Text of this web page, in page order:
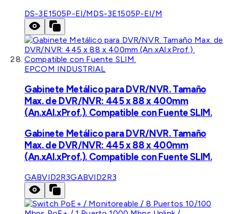
DS-3E1505P-EI/MDS-3E1505P-EI/M
EPCOM INDUSTRIAL
Gabinete Metálico para DVR/NVR. Tamaño
Max. de DVR/NVR: 445 x 88 x 400mm
(An.xAl.xProf.). Compatible con Fuente SLIM.
Gabinete Metálico para DVR/NVR. Tamaño
Max. de DVR/NVR: 445 x 88 x 400mm
(An.xAl.xProf.). Compatible con Fuente SLIM.
GABVID2R3GABVID2R3